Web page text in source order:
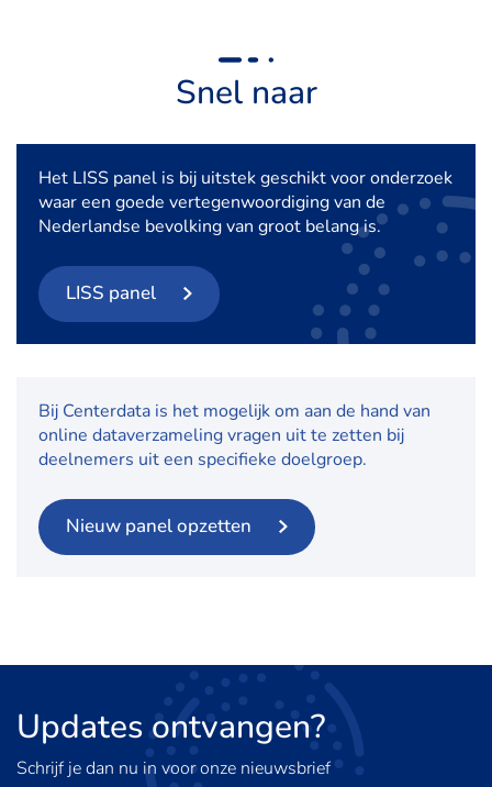
Snel naar
Het LISS panel is bij uitstek geschikt voor onderzoek
waar een goede vertegenwoordiging van de
Nederlandse bevolking van groot belang is.
LISS panel
Bij Centerdata is het mogelijk om aan de hand van
online dataverzameling vragen uit te zetten bij
deelnemers uit een specifieke doelgroep.
Nieuw panel opzetten
Updates ontvangen?
Schrijf je dan nu in voor onze nieuwsbrief